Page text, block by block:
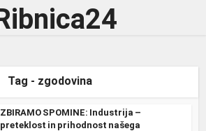
Tag - zgodovina
ZBIRAMO SPOMINE: Industrija –
preteklost in prihodnost našega